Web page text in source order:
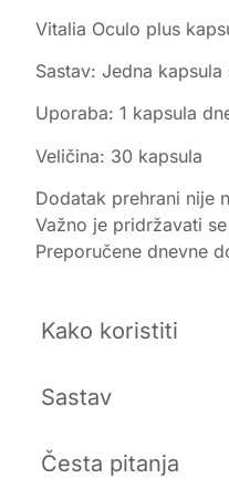
Vitalia Oculo plus
Sastav: Jedna
Uporaba: 1 kapsula
Veličina: 30 kapsula
Dodatak prehrani nije
Važno je pridržavati
Preporučene dnevne
Kako koristiti
Sastav
Česta pitanja